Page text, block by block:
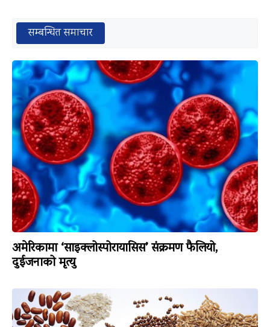
सम्बन्धित समाचार
अमेरिकामा ‘साइक्लोस्पोरायासिस’ संक्रमण फैलियो,
दुईजनाको मृत्यु